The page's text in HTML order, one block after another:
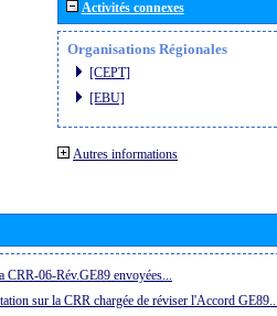
Activités connexes
Organisations Régionales
[CEPT]
[EBU]
Autres informations
06-Rév.GE89 envoyées...
sur la CRR chargée de réviser l'Accord